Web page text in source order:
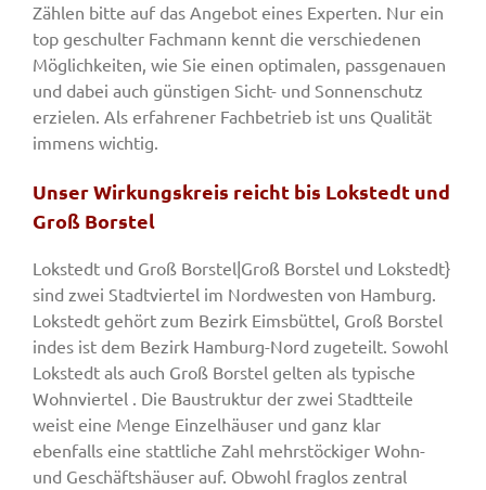
Zählen bitte auf das Angebot eines Experten. Nur ein
top geschulter Fachmann kennt die verschiedenen
Möglichkeiten, wie Sie einen optimalen, passgenauen
und dabei auch günstigen Sicht- und Sonnenschutz
erzielen. Als erfahrener Fachbetrieb ist uns Qualität
immens wichtig.
Unser Wirkungskreis reicht bis Lokstedt und
Groß Borstel
Lokstedt und Groß Borstel|Groß Borstel und Lokstedt}
sind zwei Stadtviertel im Nordwesten von Hamburg.
Lokstedt gehört zum Bezirk Eimsbüttel, Groß Borstel
indes ist dem Bezirk Hamburg-Nord zugeteilt. Sowohl
Lokstedt als auch Groß Borstel gelten als typische
Wohnviertel . Die Baustruktur der zwei Stadtteile
weist eine Menge Einzelhäuser und ganz klar
ebenfalls eine stattliche Zahl mehrstöckiger Wohn-
und Geschäftshäuser auf. Obwohl fraglos zentral